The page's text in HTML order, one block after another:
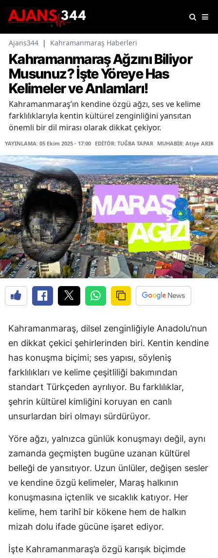
Ajans344 | Kahramanmaraş Haberleri
Kahramanmaraş Ağzını Biliyor
Musunuz? İşte Yöreye Has
Kelimeler ve Anlamları!
Kahramanmaraş’ın kendine özgü ağzı, ses ve kelime
farklılıklarıyla kentin kültürel zenginliğini yansıtan
önemli bir dil mirası olarak dikkat çekiyor.
YAYINLAMA: 05 Ekim 2025 - 17:00 EDİTÖR: TUĞBA TAPAR MUHABİR: Atiye
Kahramanmaraş, dilsel zenginliğiyle Anadolu’nun
en dikkat çekici şehirlerinden biri. Kentin kendine
has konuşma biçimi; ses yapısı, söyleniş
farklılıkları ve kelime çeşitliliği bakımından
standart Türkçeden ayrılıyor. Bu farklılıklar,
şehrin kültürel kimliğini koruyan en canlı
unsurlardan biri olmayı sürdürüyor.
Yöre ağzı, yalnızca günlük konuşmayı değil, aynı
zamanda geçmişten bugüne uzanan kültürel
belleği de yansıtıyor. Uzun ünlüler, değişen sesler
ve kendine özgü kelimeler, Maraş halkının
konuşmasına içtenlik ve sıcaklık katıyor. Her
kelime, hem tarihî bir kökene hem de halkın
mizah dolu ifade gücüne işaret ediyor.
İşte Kahramanmaraş’a özgü karışık biçimde